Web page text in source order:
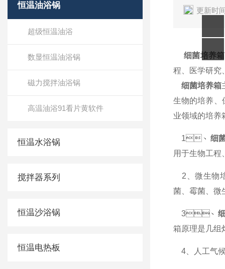
恒温油浴锅
超级恒温油浴
数显恒温油浴锅
磁力搅拌油浴锅
高温油浴91看片黄软件
恒温水浴锅
搅拌器系列
恒温沙浴锅
恒温电热板
更新时
细菌培养箱
程、医学研
细菌培养箱
生物的培养
业领域的培养箱
1、 细
用于生物工程
2、微生物
菌、霉菌
3、
箱原理是几组
4、人工